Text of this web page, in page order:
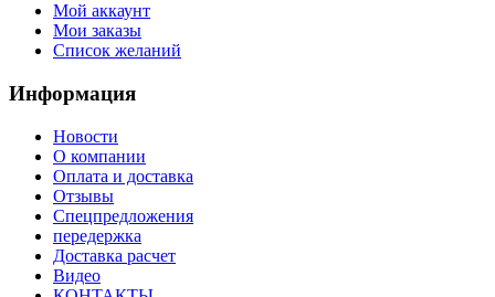
Мой аккаунт
Мои заказы
Список желаний
Информация
Новости
О компании
Оплата и доставка
Отзывы
Спецпредложения
передержка
Доставка расчет
Видео